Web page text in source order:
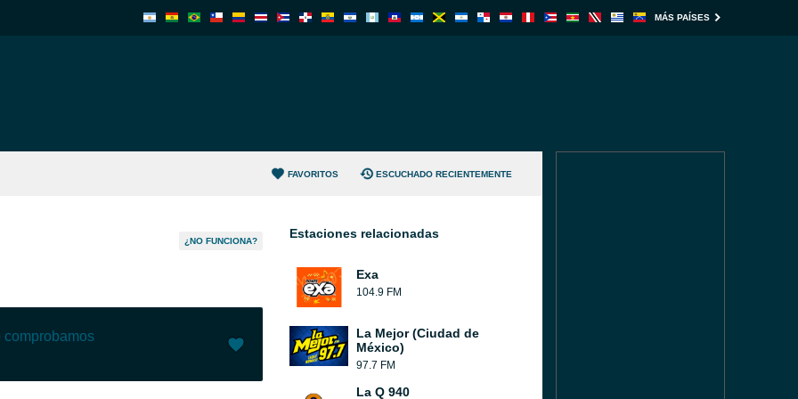
MÁS PAÍSES
FAVORITOS ESCUCHADO RECIENTEMENTE
¿NO FUNCIONA?
comprobamos
Estaciones relacionadas
Exa
104.9 FM
La Mejor (Ciudad de
México)
97.7 FM
La Q 940